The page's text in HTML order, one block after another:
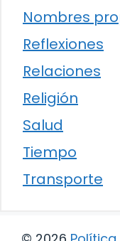
Nombres
Reflexiones
Relaciones
Religión
Salud
Tiempo
Transporte